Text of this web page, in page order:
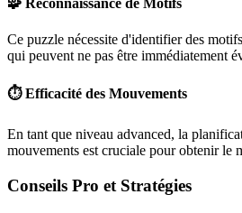
🧩 Reconnaissance de Motifs
Ce puzzle nécessite d'identifier des
qui peuvent ne pas être immédiatement
⏱️ Efficacité des Mouvements
En tant que niveau advanced, la
mouvements est cruciale pour obtenir le
Conseils Pro et Stratégies